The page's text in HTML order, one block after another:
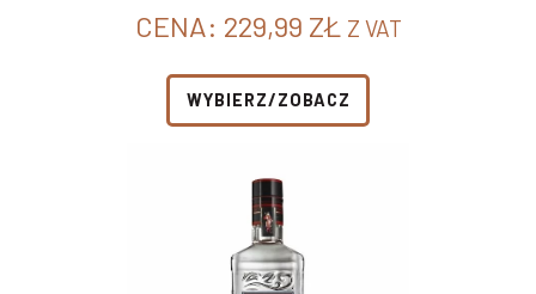
CENA: 229,99 ZŁ Z VAT
WYBIERZ/ZOBACZ